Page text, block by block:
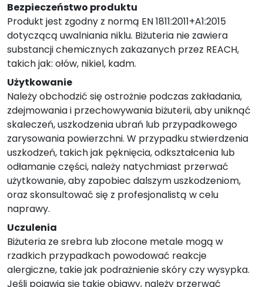
Bezpieczeństwo produktu
Produkt jest zgodny z normą EN 1811:2011+A1:2015
dotyczącą uwalniania niklu. Biżuteria nie zawiera
substancji chemicznych zakazanych przez REACH,
takich jak: ołów, nikiel, kadm.
Użytkowanie
Należy obchodzić się ostrożnie podczas zakładania,
zdejmowania i przechowywania biżuterii, aby uniknąć
skaleczeń, uszkodzenia ubrań lub przypadkowego
zarysowania powierzchni. W przypadku stwierdzenia
uszkodzeń, takich jak pęknięcia, odkształcenia lub
odłamanie części, należy natychmiast przerwać
użytkowanie, aby zapobiec dalszym uszkodzeniom,
oraz skonsultować się z profesjonalistą w celu
naprawy.
Uczulenia
Biżuteria ze srebra lub złocone metale mogą w
rzadkich przypadkach powodować reakcje
alergiczne, takie jak podrażnienie skóry czy wysypka.
Jeśli pojawią się takie objawy, należy przerwać